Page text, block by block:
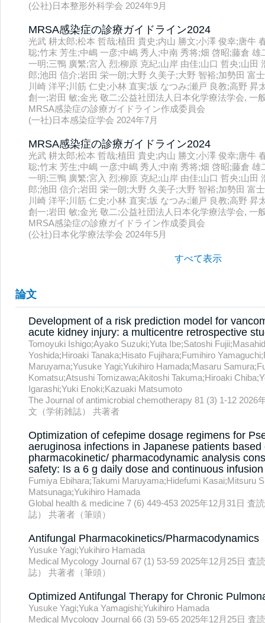
(公社)日本整形外科学会 2024年9月
MRSA感染症の診療ガイドライン2024
光武 耕太郎;松本 哲哉;植田 貴史;内山 勝文;小澤 俊幸;唐牛
聡;竹末 芳生;中嶋 一彦;中嶋 秀人;中南 秀将;畑 啓昭;藤倉 雄
一明;三鴨 廣繁;宮入 烈;柳原 克紀;山岸 由佳;山口 哲央;山田
郎;池田 信介;岩田 栄一朗;大野 久美子;大野 智裕;加勢田 富
川崎 洋平;川筋 仁史;小林 直実;坂 なつみ;瀬戸 良教;高野 昇
創一;岩田 敏;金光 敬二;公益社団法人日本化学療法学会, 一
MRSA感染症の診療ガイドライン作成委員会
(一社)日本感染症学会 2024年7月
MRSA感染症の診療ガイドライン2024
光武 耕太郎;松本 哲哉;植田 貴史;内山 勝文;小澤 俊幸;唐牛
聡;竹末 芳生;中嶋 一彦;中嶋 秀人;中南 秀将;畑 啓昭;藤倉 雄
一明;三鴨 廣繁;宮入 烈;柳原 克紀;山岸 由佳;山口 哲央;山田
郎;池田 信介;岩田 栄一朗;大野 久美子;大野 智裕;加勢田 富
川崎 洋平;川筋 仁史;小林 直実;坂 なつみ;瀬戸 良教;高野 昇
創一;岩田 敏;金光 敬二;公益社団法人日本化学療法学会, 一
MRSA感染症の診療ガイドライン作成委員会
(公社)日本化学療法学会 2024年5月
すべて表示
論文
Development of a risk prediction model for
acute kidney injury: a multicentre retrospective
Tomoyuki Ishigo;Ayako Suzuki;Yuta Ibe;Satoshi
Yoshida;Hiroaki Tanaka;Hisato Fujihara;Fumihiro
Maruyama;Yusuke Yagi;Yukihiro Hamada;Masaru
Komatsu;Atsushi Tomizawa;Akitoshi Takuma;Hiroaki
Igarashi;Yuki Enoki;Kazuaki Matsumoto
The Journal of antimicrobial chemotherapy 81 (3) 1-12 2026
文（学術雑誌） 共著者
Optimization of cefepime dosage regimens for
aeruginosa infections in Japanese patients based
pharmacokinetic/ pharmacodynamic analysis
safety: Is a 6 g daily dose and continuous
Fumiya Ebihara;Takumi Maruyama;Hidefumi Kasai;Mitsuru
Matsunaga;Yukihiro Hamada
Global health & medicine 7 (6) 449-453 2025年12月31日 査
誌） 共著者（筆頭）
Antifungal Pharmacokinetics/Pharmacodynamics
Yusuke Yagi;Yukihiro Hamada
Medical Mycology Journal 67 (1) 53-59 2025年12月25日 査
誌） 共著者（筆頭）
Optimized Antifungal Therapy for Chronic
Yusuke Yagi;Yuka Yamagishi;Yukihiro Hamada
Medical Mycology Journal 66 (3) 59-65 2025年12月25日 査